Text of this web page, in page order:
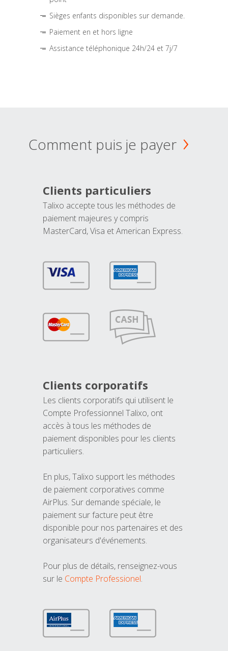
Sièges enfants disponibles sur demande.
Paiement en et hors ligne
Assistance téléphonique 24h/24 et 7j/7
Comment puis je payer
Clients particuliers
Talixo accepte tous les méthodes de
paiement majeures y compris
MasterCard, Visa et American Express.
Clients corporatifs
Les clients corporatifs qui utilisent le
Compte Professionnel Talixo, ont
accès à tous les méthodes de
paiement disponibles pour les clients
particuliers.
En plus, Talixo support les méthodes
de paiement corporatives comme
AirPlus. Sur demande spéciale, le
paiement sur facture peut être
disponible pour nos partenaires et des
organisateurs d'événements.
Pour plus de détails, renseignez-vous
sur le Compte Professionel.